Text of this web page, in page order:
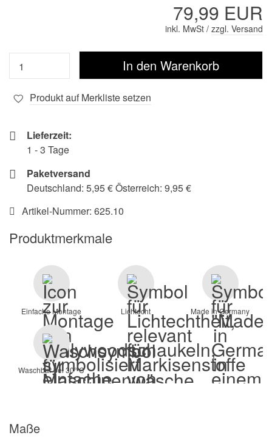
79,99 EUR
inkl. MwSt / zzgl. Versand
Produkt auf Merkliste setzen
Lieferzeit:
1 - 3 Tage
Paketversand
Deutschland: 5,95 € Österreich: 9,95 €
Artikel-Nummer: 625.10
Produktmerkmale
Einfache Montage Lichtecht Made in Germany
Waschbar bei 30° C
Maße